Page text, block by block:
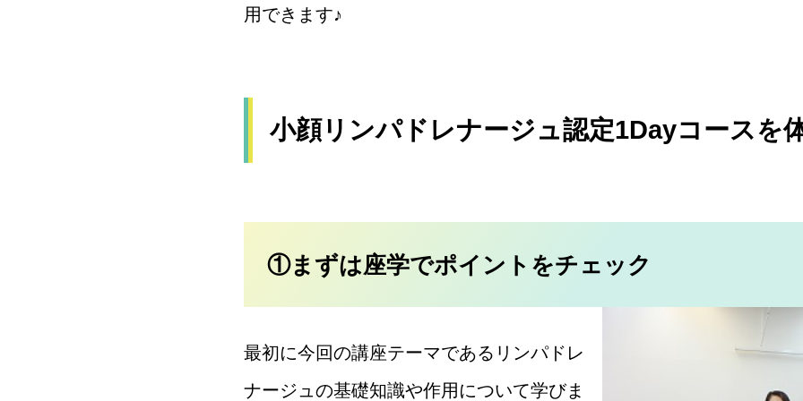
用できます♪
小顔リンパドレナージュ認定1Dayコースを
①まずは座学でポイントをチェック
最初に今回の講座テーマであるリンパドレ
ナージュの基礎知識や作用について学びま